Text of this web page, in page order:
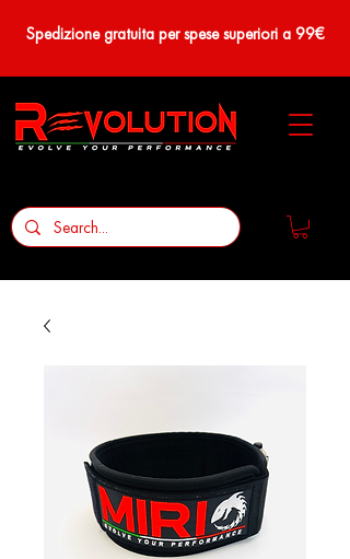
Spedizione gratuita per spese superiori a 99€